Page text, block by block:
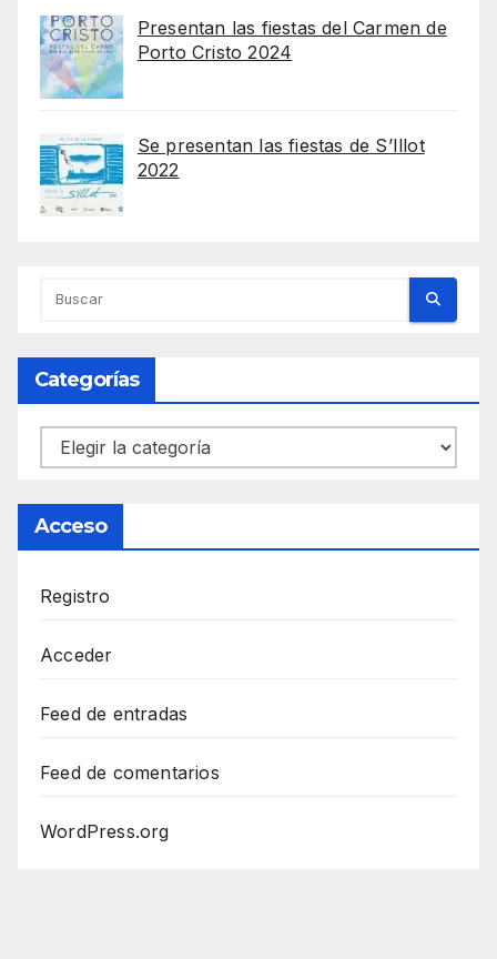
Presentan las fiestas del Carmen de
Porto Cristo 2024
Se presentan las fiestas de S’Illot
2022
Categorías
Categorías
Acceso
Registro
Acceder
Feed de entradas
Feed de comentarios
WordPress.org